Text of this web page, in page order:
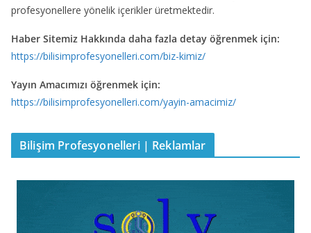
profesyonellere yönelik içerikler üretmektedir.
Haber Sitemiz Hakkında daha fazla detay öğrenmek için:
https://bilisimprofesyonelleri.com/biz-kimiz/
Yayın Amacımızı öğrenmek için:
https://bilisimprofesyonelleri.com/yayin-amacimiz/
Bilişim Profesyonelleri | Reklamlar